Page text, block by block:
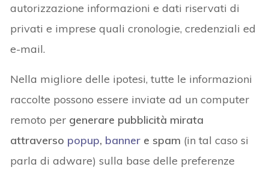
autorizzazione informazioni e dati riservati di
privati e imprese quali cronologie, credenziali ed
e-mail.
Nella migliore delle ipotesi, tutte le informazioni
raccolte possono essere inviate ad un computer
remoto per generare pubblicità mirata
attraverso popup, banner e spam (in tal caso si
parla di adware) sulla base delle preferenze